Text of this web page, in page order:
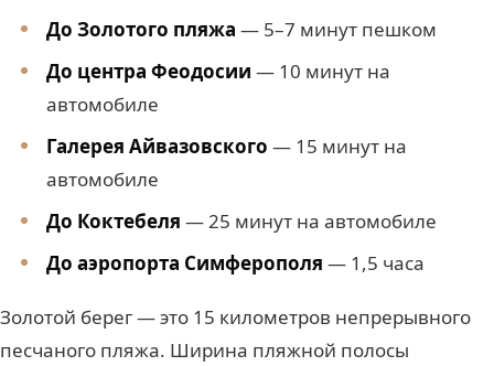
До Золотого пляжа — 5–7 минут пешком
До центра Феодосии — 10 минут на
автомобиле
Галерея Айвазовского — 15 минут на
автомобиле
До Коктебеля — 25 минут на автомобиле
До аэропорта Симферополя — 1,5 часа
Золотой берег — это 15 километров непрерывного
песчаного пляжа. Ширина пляжной полосы